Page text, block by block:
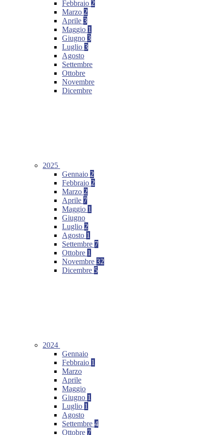
Febbraio 2
Marzo 2
Aprile 3
Maggio 1
Giugno 3
Luglio 3
Agosto
Settembre
Ottobre
Novembre
Dicembre
2025
Gennaio 2
Febbraio 2
Marzo 2
Aprile 7
Maggio 1
Giugno
Luglio 2
Agosto 1
Settembre 7
Ottobre 1
Novembre 32
Dicembre 5
2024
Gennaio
Febbraio 1
Marzo
Aprile
Maggio
Giugno 1
Luglio 1
Agosto
Settembre 4
Ottobre 7